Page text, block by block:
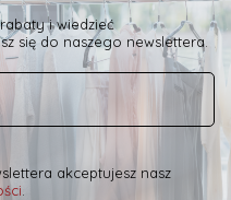
i wiedzieć
się do naszego newslettera.
akceptujesz nasz